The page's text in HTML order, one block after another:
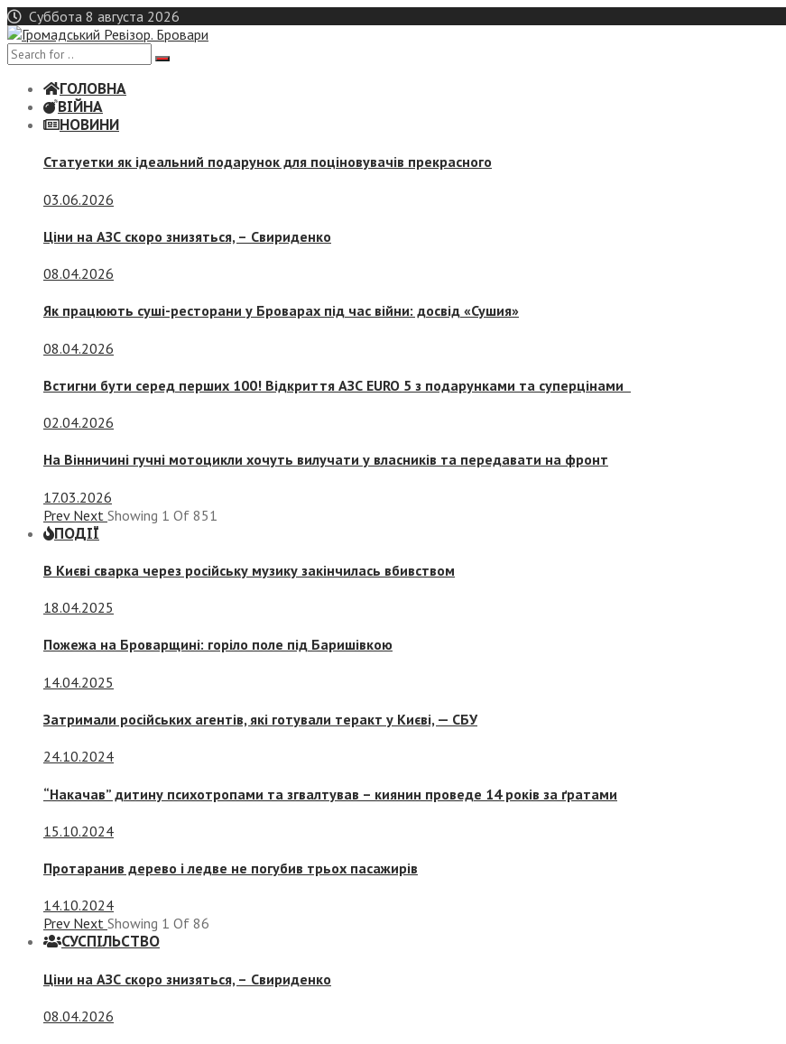
Skip
to
content
Суббота 8 августа 2026
ГОЛОВНА
ВІЙНА
НОВИНИ
Статуетки як ідеальний подарунок для поціновувачів прекрасного
03.06.2026
Ціни на АЗС скоро знизяться, – Свириденко
08.04.2026
Як працюють суші-ресторани у Броварах під час війни: досвід «Сушия»
08.04.2026
Встигни бути серед перших 100! Відкриття АЗС EURO 5 з подарунками та суперцінами
02.04.2026
На Вінничині гучні мотоцикли хочуть вилучати у власників та передавати на фронт
17.03.2026
Prev Next Showing 1 Of 851
ПОДІЇ
В Києві сварка через російську музику закінчилась вбивством
18.04.2025
Пожежа на Броварщині: горіло поле під Баришівкою
14.04.2025
Затримали російських агентів, які готували теракт у Києві, — СБУ
24.10.2024
“Накачав” дитину психотропами та згвалтував – киянин проведе 14 років за ґратами
15.10.2024
Протаранив дерево і ледве не погубив трьох пасажирів
14.10.2024
Prev Next Showing 1 Of 86
СУСПIЛЬСТВО
Ціни на АЗС скоро знизяться, – Свириденко
08.04.2026